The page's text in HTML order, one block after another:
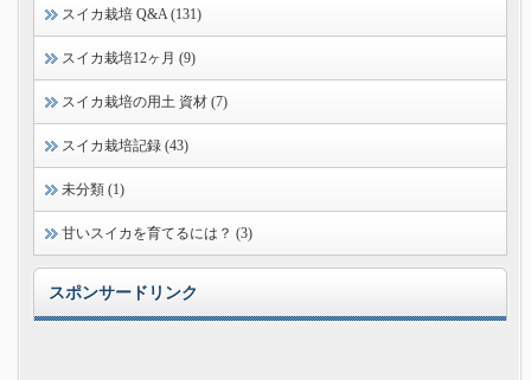
スイカ栽培 Q&A (131)
スイカ栽培12ヶ月 (9)
スイカ栽培の用土 資材 (7)
スイカ栽培記録 (43)
未分類 (1)
甘いスイカを育てるには？ (3)
スポンサードリンク